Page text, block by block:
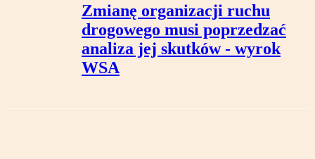
Zmianę organizacji ruchu
drogowego musi poprzedzać
analiza jej skutków - wyrok
WSA